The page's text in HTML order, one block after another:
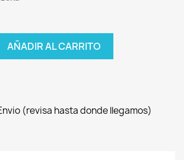
AÑADIR AL CARRITO
(revisa hasta donde llegamos)